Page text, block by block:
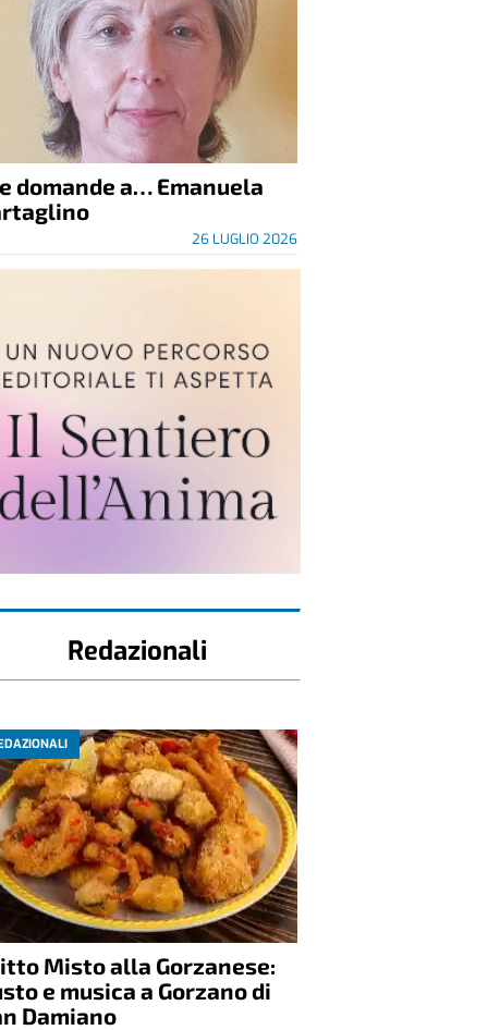
domande a… Emanuela
26 LUGLIO 2026
Redazionali
Misto alla Gorzanese:
e musica a Gorzano di
Damiano